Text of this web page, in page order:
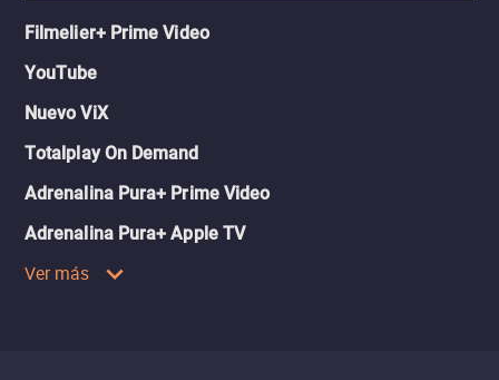
Filmelier+ Prime Video
YouTube
Nuevo ViX
Totalplay On Demand
Adrenalina Pura+ Prime Video
Adrenalina Pura+ Apple TV
Ver más